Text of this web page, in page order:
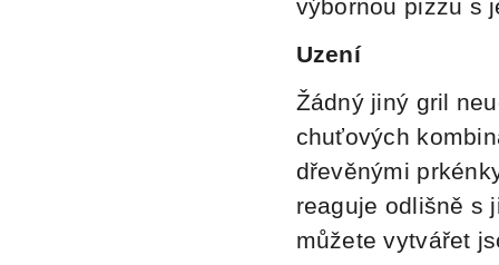
výbornou pizzu s
Uzení
Žádný jiný gril
chuťových
dřevěnými
reaguje odlišně s
můžete vytvářet